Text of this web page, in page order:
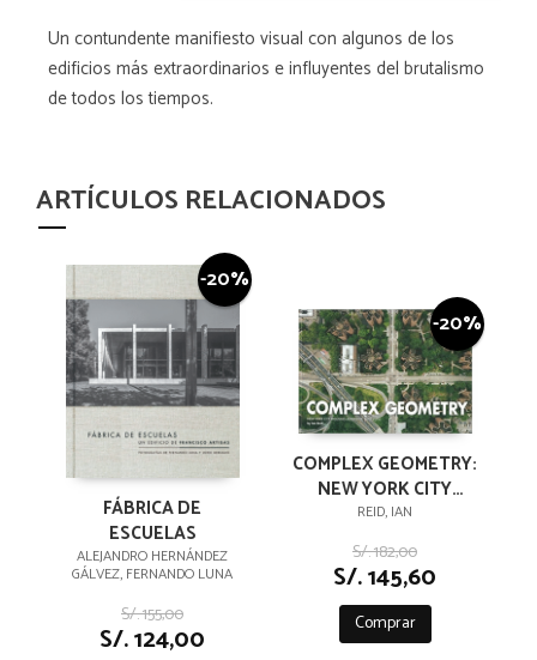
Un contundente manifiesto visual con algunos de los
edificios más extraordinarios e influyentes del brutalismo
de todos los tiempos.
ARTÍCULOS RELACIONADOS
-20%
FÁBRICA DE
ESCUELAS
ALEJANDRO HERNÁNDEZ
GÁLVEZ, FERNANDO LUNA
S/. 155,00
S/. 124,00
-20%
COMPLEX GEOMETRY:
NEW YORK CITY
HOUSING
AUTHORITY,
BROOKLYN
REID, IAN
S/. 182,00
S/. 145,60
Comprar